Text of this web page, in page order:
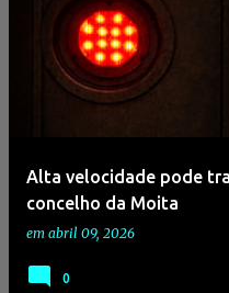
Alta velocidade pode
concelho da Moita
em abril 09, 2026
0